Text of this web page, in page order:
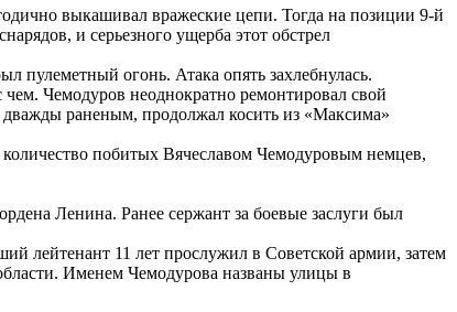
выкашивал вражеские цепи. Тогда на позиции 9-й
и серьезного ущерба этот обстрел
пулеметный огонь. Атака опять захлебнулась.
Чемодуров неоднократно ремонтировал свой
дважды раненым, продолжал косить из «Максима»
количество побитых Вячеславом Чемодуровым немцев,
Ленина. Ранее сержант за боевые заслуги был
лейтенант 11 лет прослужил в Советской армии, затем
Именем Чемодурова названы улицы в